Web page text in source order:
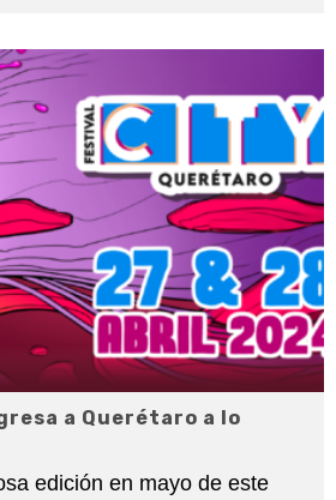
a Querétaro a lo
edición en mayo de este